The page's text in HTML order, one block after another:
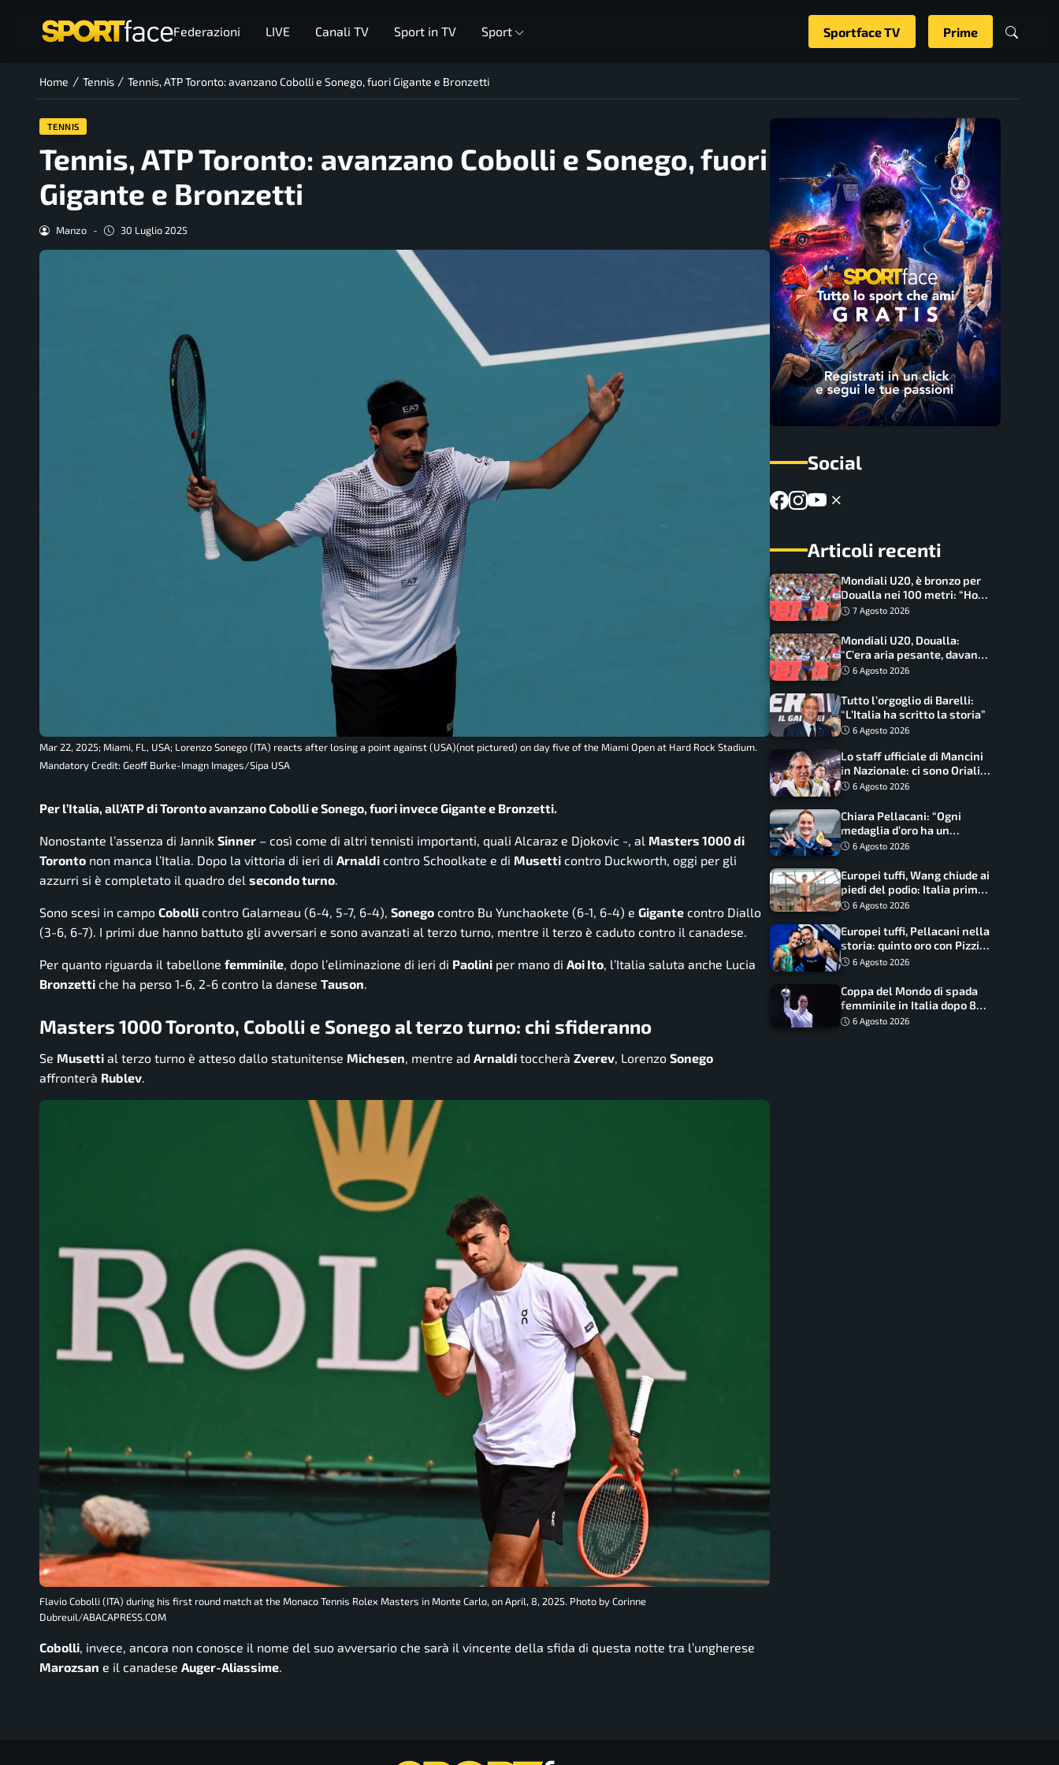
Federazioni LIVE Canali TV Sport in TV Sport Sportface TV Prime
Home / Tennis / Tennis, ATP Toronto: avanzano Cobolli e Sonego, fuori Gigante e Bronzetti
TENNIS
Tennis, ATP Toronto: avanzano Cobolli e Sonego, fuori
Gigante e Bronzetti
Manzo - 30 Luglio 2025
Mar 22, 2025; Miami, FL, USA; Lorenzo Sonego (ITA) reacts after losing a point against (USA)(not pictured) on day five of the Miami Open at Hard Rock Stadium.
Mandatory Credit: Geoff Burke-Imagn Images/Sipa USA
Per l’Italia, all’ATP di Toronto avanzano Cobolli e Sonego, fuori invece Gigante e Bronzetti.
Nonostante l’assenza di Jannik Sinner – così come di altri tennisti importanti, quali Alcaraz e Djokovic -, al Masters 1000 di
Toronto non manca l’Italia. Dopo la vittoria di ieri di Arnaldi contro Schoolkate e di Musetti contro Duckworth, oggi per gli
azzurri si è completato il quadro del secondo turno.
Sono scesi in campo Cobolli contro Galarneau (6-4, 5-7, 6-4), Sonego contro Bu Yunchaokete (6-1, 6-4) e Gigante contro Diallo
(3-6, 6-7). I primi due hanno battuto gli avversari e sono avanzati al terzo turno, mentre il terzo è caduto contro il canadese.
Per quanto riguarda il tabellone femminile, dopo l’eliminazione di ieri di Paolini per mano di Aoi Ito, l’Italia saluta anche Lucia
Bronzetti che ha perso 1-6, 2-6 contro la danese Tauson.
Masters 1000 Toronto, Cobolli e Sonego al terzo turno: chi sfideranno
Se Musetti al terzo turno è atteso dallo statunitense Michesen , mentre ad Arnaldi toccherà Zverev , Lorenzo Sonego
affronterà Rublev
Flavio Cobolli (ITA) during his first round match at the Monaco Tennis Rolex Masters in Monte Carlo, on April, 8, 2025. Photo by Corinne
Dubreuil/ABACAPRESS.COM
Cobolli , invece, ancora non conosce il nome del suo avversario che sarà il vincente della sfida di questa notte tra l’ungherese
Marozsan e il canadese Auger-Aliassime
Social
Articoli recenti
Mondiali U20, è bronzo per
Doualla nei 100 metri: “Ho
scacciato l’ansia”
7 Agosto 2026
Mondiali U20, Doualla:
“C’era aria pesante, davano
le mascherine! Finale? Non
6 Agosto 2026
Tutto l’orgoglio di Barelli:
“L’Italia ha scritto la storia”
6 Agosto 2026
Lo staff ufficiale di Mancini
in Nazionale: ci sono Oriali e
Bonucci, confermato un
6 Agosto 2026
Chiara Pellacani: “Ogni
medaglia d’oro ha un
significato diverso. Ho fatto
6 Agosto 2026
Europei tuffi, Wang chiude ai
piedi del podio: Italia prima
nel medagliere
6 Agosto 2026
Europei tuffi, Pellacani nella
storia: quinto oro con Pizzini
nel sincro da 3 metri
6 Agosto 2026
Coppa del Mondo di spada
femminile in Italia dopo 8
anni, Alberta Santuccio: “Il
6 Agosto 2026